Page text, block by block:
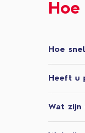
Hoe
Hoe
Heeft u
Wat zijn